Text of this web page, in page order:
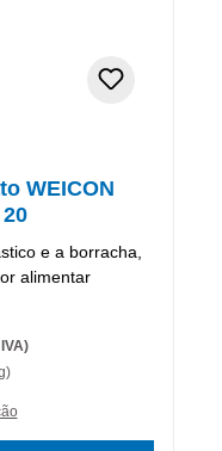
WEICON
e a borracha,
alimentar